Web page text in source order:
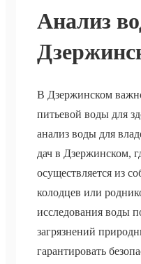
Анализ
В Дзержинском
питьевой воды для
анализ воды для
дач в Дзержинском,
осуществляется из
колодцев или
исследования воды
загрязнений
гарантировать